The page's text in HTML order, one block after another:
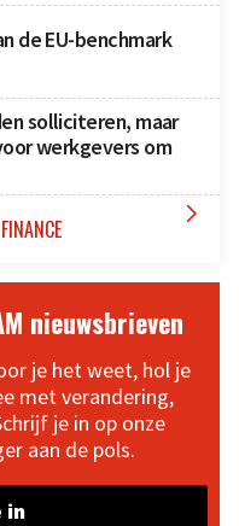
de EU-benchmark
solliciteren, maar
werkgevers om

nieuwsbrieven
je het weet, hol je
met verandering,
je in op onze
aan de pols.
in